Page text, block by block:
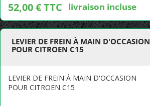
52,00 € TTC livraison incluse
LEVIER DE FREIN À MAIN D'OCCASION
POUR CITROEN C15
LEVIER DE FREIN À MAIN D'OCCASION
POUR CITROEN C15